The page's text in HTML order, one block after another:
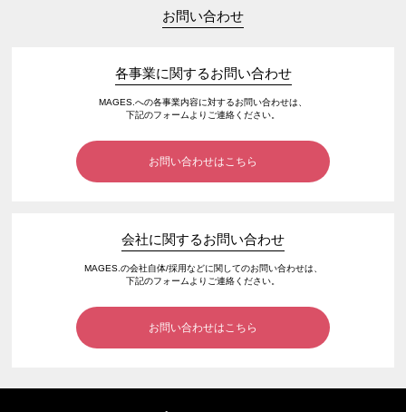
お問い合わせ
各事業に関するお問い合わせ
MAGES.への各事業内容に対するお問い合わせは、
下記のフォームよりご連絡ください。
お問い合わせはこちら
会社に関するお問い合わせ
MAGES.の会社自体/採用などに関してのお問い合わせは、
下記のフォームよりご連絡ください。
お問い合わせはこちら